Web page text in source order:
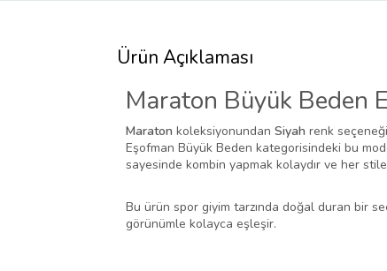
Ürün Açıklaması
Maraton Büyük Beden
Maraton koleksiyonundan Siyah renk
Eşofman Büyük Beden kategorisindeki bu
sayesinde kombin yapmak kolaydır ve her
Bu ürün spor giyim tarzında doğal duran bir
görünümle kolayca eşleşir.